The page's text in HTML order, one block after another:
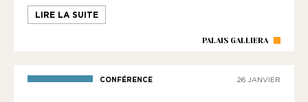
LIRE LA SUITE
PALAIS GALLIERA
CONFÉRENCE 26 JANVIER